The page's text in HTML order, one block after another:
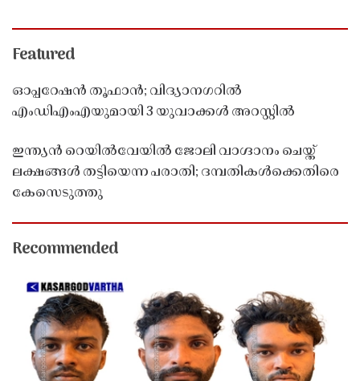
Featured
ഓപ്പറേഷൻ തൂഫാൻ; വിദ്യാനഗറിൽ
എംഡിഎംഎയുമായി 3 യുവാക്കൾ അറസ്റ്റിൽ
ഇന്ത്യൻ റെയിൽവേയിൽ ജോലി വാഗ്ദാനം ചെയ്ത്
ലക്ഷങ്ങൾ തട്ടിയെന്ന പരാതി; ദമ്പതികൾക്കെതിരെ
കേസെടുത്തു
Recommended